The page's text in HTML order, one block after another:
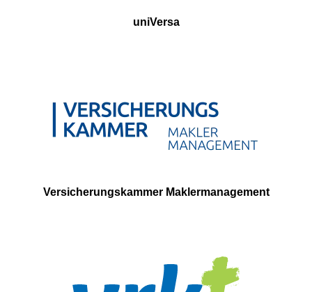
uniVersa
Versicherungskammer Maklermanagement